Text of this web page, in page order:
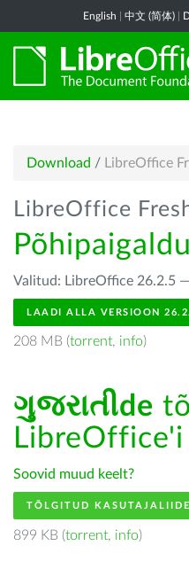
English 中文 (简体)
Download / LibreOffice
LibreOffice
Valitud: LibreOffice 26.2.5
LAADI ALLA VERSIOON
208 MB (torrent, info)
ગુજરાતીde
Soovid muud keelt?
TÕLGITUD
899 KB (torrent, info)